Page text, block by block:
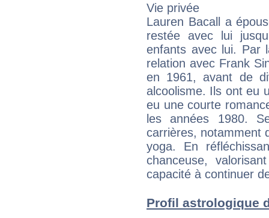
Vie privée
Lauren Bacall a
restée avec lui
enfants avec lui. Par
relation avec Frank
en 1961, avant de
alcoolisme. Ils ont eu
eu une courte
les années 1980.
carrières, notamment
yoga. En
chanceuse,
capacité à continuer
Profil astrologique